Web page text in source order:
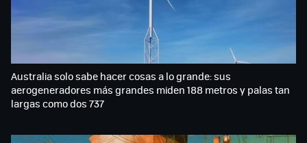
Australia solo sabe hacer cosas a lo grande: sus
aerogeneradores más grandes miden 188 metros y palas tan
largas como dos 737